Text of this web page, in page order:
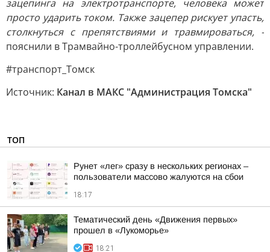
зацепинга на электротранспорте, человека может
просто ударить током. Также зацепер рискует упасть,
столкнуться с препятствиями и травмироваться, -
пояснили в Трамвайно-троллейбусном управлении.
#транспорт_Томск
Источник: Канал в МАКС "Администрация Томска"
ТОП
Рунет «лег» сразу в нескольких регионах –
пользователи массово жалуются на сбои
18:17
Тематический день «Движения первых»
прошел в «Лукоморье»
18:21